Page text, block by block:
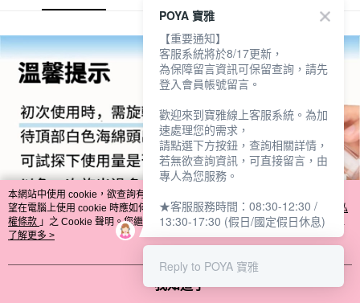
※ 交易是否成功請以「AFTEE先享後付 」之結帳頁面顯示為準，若有關於
是否繳費成功／繳費後需取消欲退款等相關疑問，請聯繫「AFTEE先享後付
客戶支援中心」 https://netprotections.freshdesk.com/support/home
１．透過由恩沛科技股份有限公司提供之「AFTEE先享後付」服務完成之交
易，需依本服務之必要範圍內提供個人資料，並將交易相關給付款項請求債
權轉讓予恩沛科技股份有限公司。
２．關於個人資料處理事宜，請瀏覽以下網址：
https://aftee.tw/terms/#terms3
３．未成年的使用者請事先徵得法定代理人或監護人之同意方可使用
「AFTEE先享後付」，若未經同意申辦者引起之損失，本公司不負相關責
任。
４．使用「AFTEE先享後付」時，將依據個別帳號之用戶狀況，依本公司即
時審查核予不同之上限額度；若仍有額度不足之情形，本公司將視審查結果
５．嚴禁一人註冊多個帳號或使用他人資訊註冊。若發現惡意使用之情形，
付款後萊爾富取貨
每筆NT$65，滿NT$490(含以上)免運費
7-11取貨付款
每筆NT$65，滿NT$490(含以上)免運費
付款後7-11取貨
每筆NT$65，滿NT$490(含以上)免運費
宅配(本島)
每筆NT$100，滿NT$790(含以上)免運費
付款後寶雅門市自取(由倉庫統一出貨)
每筆NT$80，滿NT$290(含以上)免運費
本網站中使用 cookie，欲查詢有關本網站使用 cookie 方式之詳情，及若您不希
望在電腦上使用 cookie 時應如何變更電腦的 cookie 設定，請參閱本網站「
隱私
權條款 」之 Cookie 聲明。您繼續使用本網站即表示您同意本公司得按本網站使
用條款之 Cookie 聲明使用 cookie。
了解更多 >
我知道了
POYA 寶雅
【重要通知】
客服系統將於8/17更新，
為保障留言資訊可保留查詢，請先
登入會員帳號留言。
歡迎來到寶雅線上客服系統。為加
速處理您的需求，
請點選下方按鈕，查詢相關詳情，
若無欲查詢資訊，可直接留言，由
專人為您服務。
★客服服務時間：08:30-12:30 /
13:30-17:30 (假日/國定假日休息)
Reply to POYA 寶雅